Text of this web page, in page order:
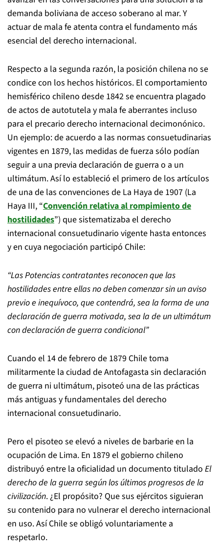
demanda boliviana de acceso soberano al mar. Y
actuar de mala fe atenta contra el fundamento más
esencial del derecho internacional.
Respecto a la segunda razón, la posición chilena no se
condice con los hechos históricos. El comportamiento
hemisférico chileno desde 1842 se encuentra plagado
de actos de autotutela y mala fe aberrantes incluso
para el precario derecho internacional decimonónico.
Un ejemplo: de acuerdo a las normas consuetudinarias
vigentes en 1879, las medidas de fuerza sólo podían
seguir a una previa declaración de guerra o a un
ultimátum. Así lo estableció el primero de los artículos
de una de las convenciones de La Haya de 1907 (La
Haya III, “Convención relativa al rompimiento de
hostilidades”) que sistematizaba el derecho
internacional consuetudinario vigente hasta entonces
y en cuya negociación participó Chile:
“Las Potencias contratantes reconocen que las
hostilidades entre ellas no deben comenzar sin un aviso
previo e inequívoco, que contendrá, sea la forma de una
declaración de guerra motivada, sea la de un ultimátum
con declaración de guerra condicional”
Cuando el 14 de febrero de 1879 Chile toma
militarmente la ciudad de Antofagasta sin declaración
de guerra ni ultimátum, pisoteó una de las prácticas
más antiguas y fundamentales del derecho
internacional consuetudinario.
Pero el pisoteo se elevó a niveles de barbarie en la
ocupación de Lima. En 1879 el gobierno chileno
distribuyó entre la oficialidad un documento titulado El
derecho de la guerra según los últimos progresos de la
civilización. ¿El propósito? Que sus ejércitos siguieran
su contenido para no vulnerar el derecho internacional
en uso. Así Chile se obligó voluntariamente a
respetarlo.